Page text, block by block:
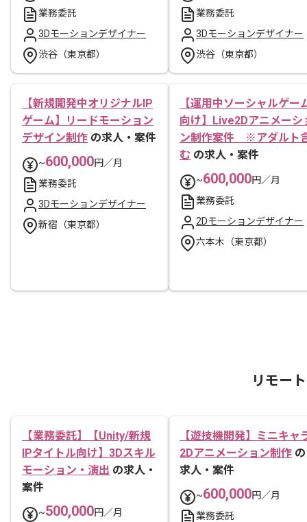
業務委託
3Dモーションデザイナー
渋谷（東京都）
業務委託
3Dモーションデザイナー
渋谷（東京都）
【新規開発中オリジナルIP
ゲーム】リードモーション
デザイン制作 の求人・案件
~600,000円／月
業務委託
3Dモーションデザイナー
新宿（東京都）
【運用中ソーシャルゲー
向け】Live2Dアニメーシ
ン制作案件 ※アダルト
む の求人・案件
~600,000円／月
業務委託
2Dモーションデザイナー
六本木（東京都）
リモー
【業務委託】【Unity/新規
IPタイトル向け】3Dスキル
モーション・演出 の求人・
案件
~500,000円／月
【遊技機開発】ミニキャ
2Dアニメーション制作 の
求人・案件
~600,000円／月
業務委託